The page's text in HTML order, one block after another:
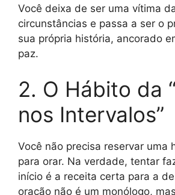
Você deixa de ser uma vítima
circunstâncias e passa a ser o
sua própria história, ancorado
paz.
2. O Hábito da
nos Intervalos”
Você não precisa reservar uma
para orar. Na verdade, tentar
início é a receita certa para a
oração não é um monólogo,